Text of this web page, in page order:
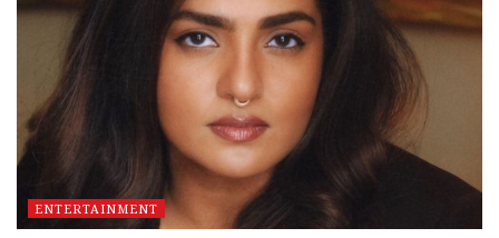
ENTERTAINMENT